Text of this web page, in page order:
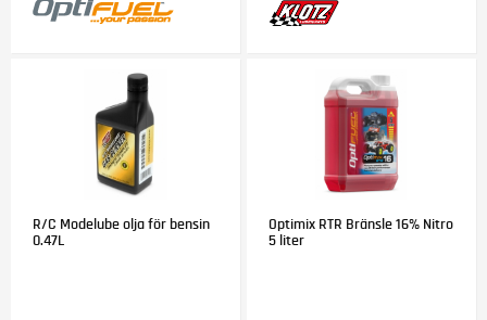
R/C Modelube olja för bensin
0.47L
Optimix RTR Bränsle 16% Nitro
5 liter